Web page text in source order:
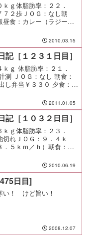
ｇ体脂肪率：２２．
７２歩ＪＯＧ：なし朝
昼食：カレー（ラジーズ
は曇天。 さ、頑張るぞ
2010.03.15
記［１２３１日目］
ｇ 体脂肪率：２１．
測 ＪＯＧ：なし 朝食：
し弁当￥３３０ 夕食：駅
いう包容力がオレには足
2011.01.05
記［１０３２日目］
ｇ体脂肪率：２３．
切れＪＯＧ：９．４ｋ
５ｋｍ／ｈ）朝食：冷
が尾）￥２０９夕食：宅
メモ：長Ｔで走ってたら
思った・・・...
2010.06.19
日目]
！ けど旨い！
2008.12.07